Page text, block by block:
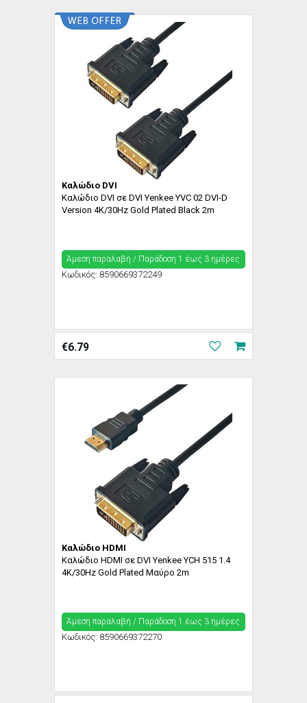
Καλώδιο DVI
Καλώδιο DVI σε DVI Yenkee YVC 02 DVI-D
Version 4K/30Hz Gold Plated Black 2m
Άμεση παραλαβή / Παράδoση 1 έως 3 ημέρες
Κωδικός: 8590669372249
€6.79
Καλώδιο HDMI
Καλώδιο HDMI σε DVI Yenkee YCH 515 1.4
4K/30Hz Gold Plated Μαύρο 2m
Άμεση παραλαβή / Παράδoση 1 έως 3 ημέρες
Κωδικός: 8590669372270